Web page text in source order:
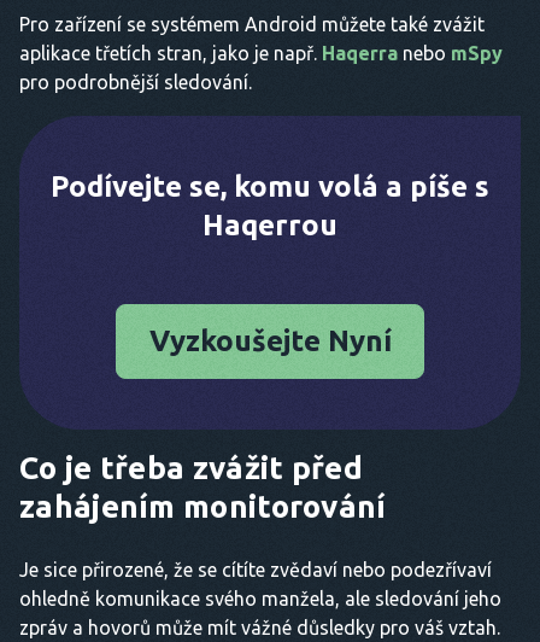
Pro zařízení se systémem Android můžete také zvážit
aplikace třetích stran, jako je např. Haqerra nebo mSpy
pro podrobnější sledování.
Podívejte se, komu volá a píše s
Haqerrou
Vyzkoušejte Nyní
Co je třeba zvážit před
zahájením monitorování
Je sice přirozené, že se cítíte zvědaví nebo podezřívaví
ohledně komunikace svého manžela, ale sledování jeho
zpráv a hovorů může mít vážné důsledky pro váš vztah.